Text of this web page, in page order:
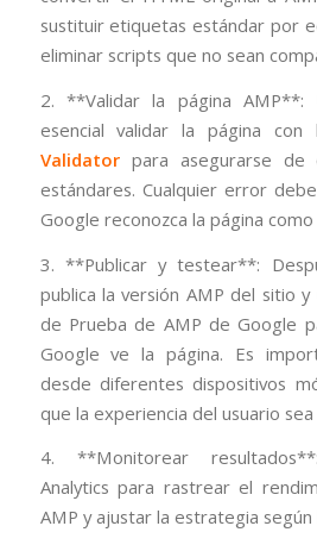
sustituir etiquetas estándar por
eliminar scripts que no sean
2. **Validar la página AMP**:
esencial validar la página
Validatorpara asegurarse de
estándares. Cualquier error
Google reconozca la página como
3. **Publicar y testear**:
publica la versión AMP del sitio
de Prueba de AMP de Google
Google ve la página. Es
desde diferentes dispositivos
que la experiencia del usuario sea
4. **Monitorear
Analytics para rastrear el
AMP y ajustar la estrategia